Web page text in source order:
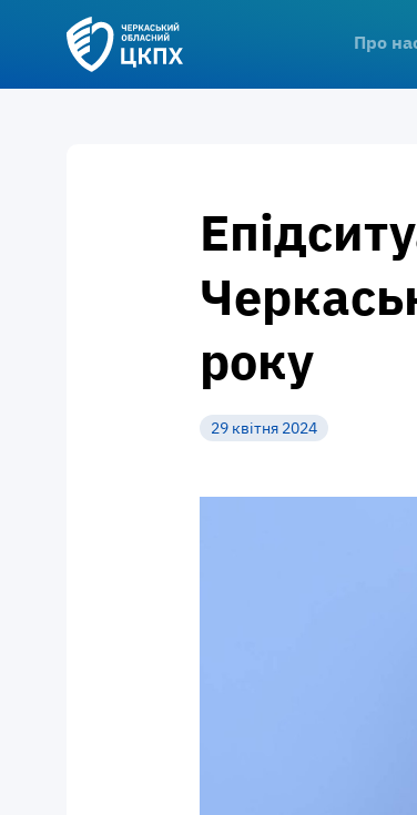
Про
року
29 квітня 2024